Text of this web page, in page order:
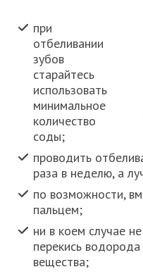
при
отбеливании
зубов
старайтесь
использовать
минимальное
количество
соды;
проводить
раза в неделю, а
по возможности,
пальцем;
ни в коем случае
перекись
вещества;